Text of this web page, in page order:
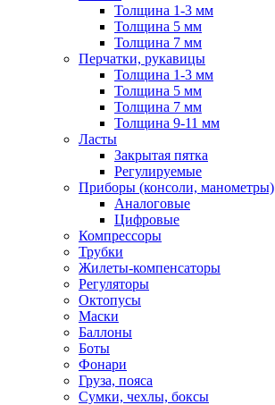
Толщина 1-3 мм
Толщина 5 мм
Толщина 7 мм
Перчатки, рукавицы
Толщина 1-3 мм
Толщина 5 мм
Толщина 7 мм
Толщина 9-11 мм
Ласты
Закрытая пятка
Регулируемые
Приборы (консоли, манометры)
Аналоговые
Цифровые
Компрессоры
Трубки
Жилеты-компенсаторы
Регуляторы
Октопусы
Маски
Баллоны
Боты
Фонари
Груза, пояса
Сумки, чехлы, боксы